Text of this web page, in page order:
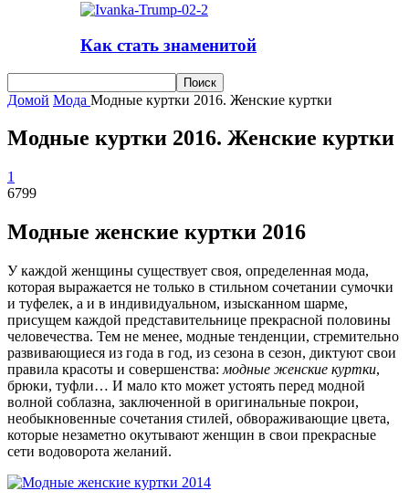
Как стать знаменитой
Домой Мода Модные куртки 2016. Женские куртки
Модные куртки 2016. Женские куртки
1
6799
Модные женские куртки 2016
У каждой женщины существует своя, определенная мода,
которая выражается не только в стильном сочетании сумочки
и туфелек, а и в индивидуальном, изысканном шарме,
присущем каждой представительнице прекрасной половины
человечества. Тем не менее, модные тенденции, стремительно
развивающиеся из года в год, из сезона в сезон, диктуют свои
правила красоты и совершенства: модные женские куртки,
брюки, туфли… И мало кто может устоять перед модной
волной соблазна, заключенной в оригинальные покрои,
необыкновенные сочетания стилей, обвораживающие цвета,
которые незаметно окутывают женщин в свои прекрасные
сети водоворота желаний.